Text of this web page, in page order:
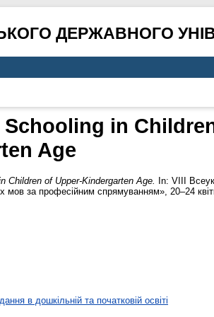
ДЕРЖАВНОГО
in
Age
Children of Upper-Kindergarten Age.
In: VІІІ
мов за професійним спрямуванням», 20–24
в дошкільній та початковій освіті